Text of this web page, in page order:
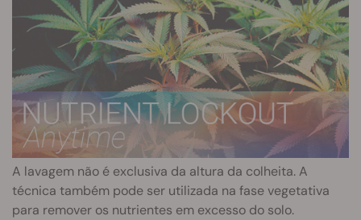
A lavagem não é exclusiva da altura da colheita. A
técnica também pode ser utilizada na fase vegetativa
para remover os nutrientes em excesso do solo.